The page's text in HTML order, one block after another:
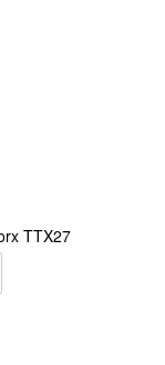
TTX27